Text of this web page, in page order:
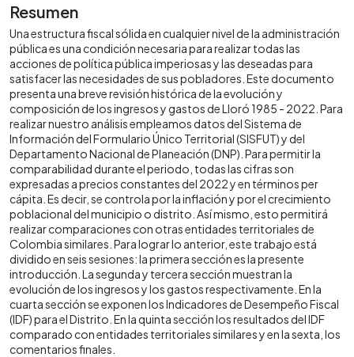
Resumen
Una estructura fiscal sólida en cualquier nivel de la administración
pública es una condición necesaria para realizar todas las
acciones de política pública imperiosas y las deseadas para
satisfacer las necesidades de sus pobladores. Este documento
presenta una breve revisión histórica de la evolución y
composición de los ingresos y gastos de Lloró 1985 - 2022. Para
realizar nuestro análisis empleamos datos del Sistema de
Información del Formulario Único Territorial (SISFUT) y del
Departamento Nacional de Planeación (DNP). Para permitir la
comparabilidad durante el periodo, todas las cifras son
expresadas a precios constantes del 2022 y en términos per
cápita. Es decir, se controla por la inflación y por el crecimiento
poblacional del municipio o distrito. Así mismo, esto permitirá
realizar comparaciones con otras entidades territoriales de
Colombia similares. Para lograr lo anterior, este trabajo está
dividido en seis sesiones: la primera sección es la presente
introducción. La segunda y tercera sección muestran la
evolución de los ingresos y los gastos respectivamente. En la
cuarta sección se exponen los Indicadores de Desempeño Fiscal
(IDF) para el Distrito. En la quinta sección los resultados del IDF
comparado con entidades territoriales similares y en la sexta, los
comentarios finales.